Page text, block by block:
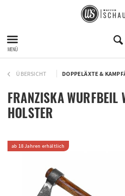
MENÜ
ÜBERSICHT DOPPELÄXTE &
FRANZISKA WURFBEIL
HOLSTER
ab 18 Jahren erhältlich